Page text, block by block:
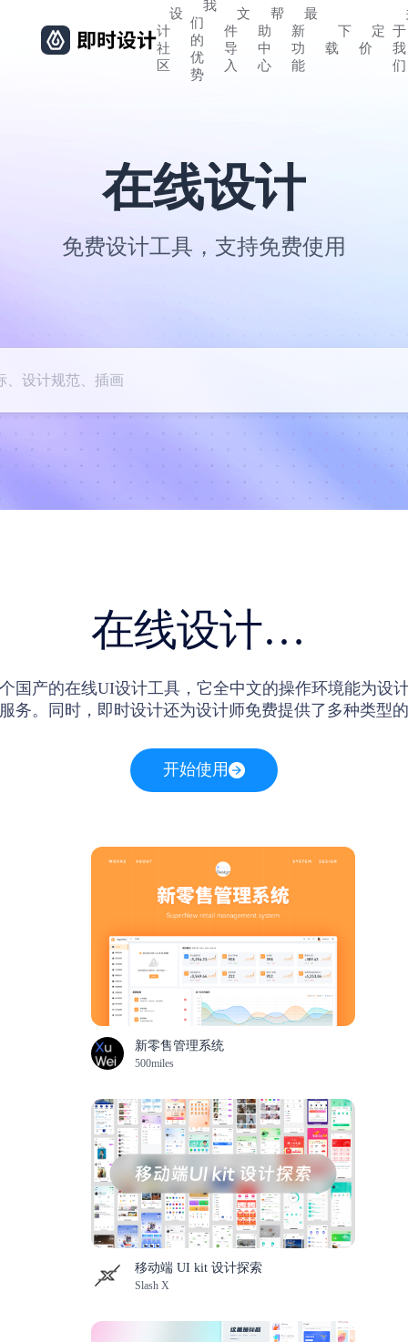
设
计
社
区
我
们
的
优
势
文
件
导
入
帮
助
中
心
最
新
功
能
下
载
定
价
于
我
们
在线设计
免费设计工具，支持免费使用
在线设计工具
国产的在线UI设计工具，它全中文的操作环境能为设
务。同时，即时设计还为设计师免费提供了多种类型
击站内的素材卡片进入到画布界面，开始在即时设计
计。
开始使用
新零售管理系统
500miles
移动端 UI kit 设计探索
Slash X